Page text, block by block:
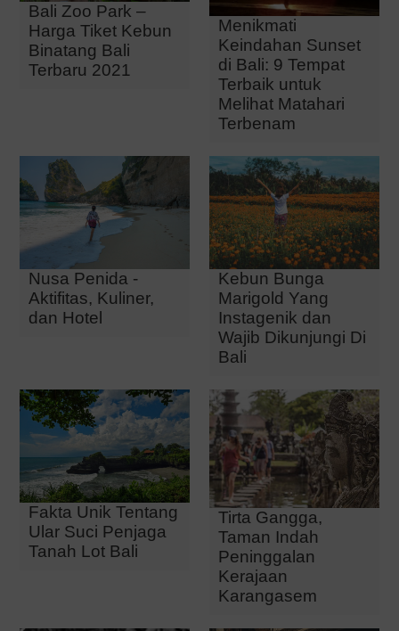
Bali Zoo Park –
Harga Tiket Kebun
Binatang Bali
Terbaru 2021
Menikmati
Keindahan Sunset
di Bali: 9 Tempat
Terbaik untuk
Melihat Matahari
Terbenam
Nusa Penida -
Aktifitas, Kuliner,
dan Hotel
Kebun Bunga
Marigold Yang
Instagenik dan
Wajib Dikunjungi Di
Bali
Fakta Unik Tentang
Ular Suci Penjaga
Tanah Lot Bali
Tirta Gangga,
Taman Indah
Peninggalan
Kerajaan
Karangasem